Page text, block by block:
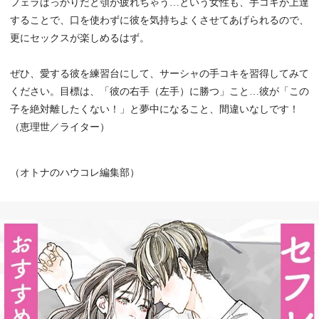
フェラばっかりだと顎が疲れちゃう…という女性も、手コキが上達
することで、口を使わずに彼を気持ちよくさせてあげられるので、
更にセックスが楽しめるはず。
ぜひ、愛する彼を練習台にして、サーシャの手コキを習得してみて
ください。目標は、「彼の右手（左手）に勝つ」こと…彼が「この
子を絶対離したくない！」と夢中になること、間違いなしです！
（恵理世／ライター）
（オトナのハウコレ編集部）